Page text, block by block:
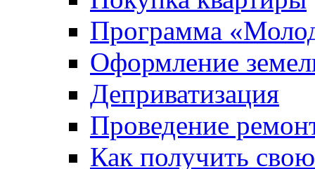
Программа
Оформление
Деприватизация
Проведение
Как получить